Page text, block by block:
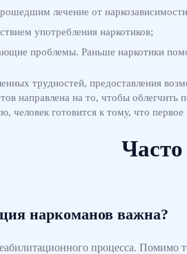
лечение от
употребления наркотиков;
проблемы. Раньше наркотики
трудностей, предоставления
направлена на то, чтобы
человек готовится к тому, что
наркоманов важна?
процесса. Помимо